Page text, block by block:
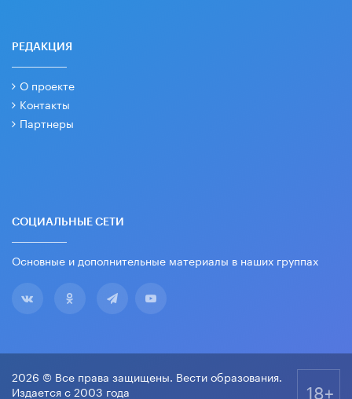
РЕДАКЦИЯ
О проекте
Контакты
Партнеры
СОЦИАЛЬНЫЕ СЕТИ
Основные и дополнительные материалы в наших группах
2026 © Все права защищены. Вести образования.
Издается с 2003 года
18+